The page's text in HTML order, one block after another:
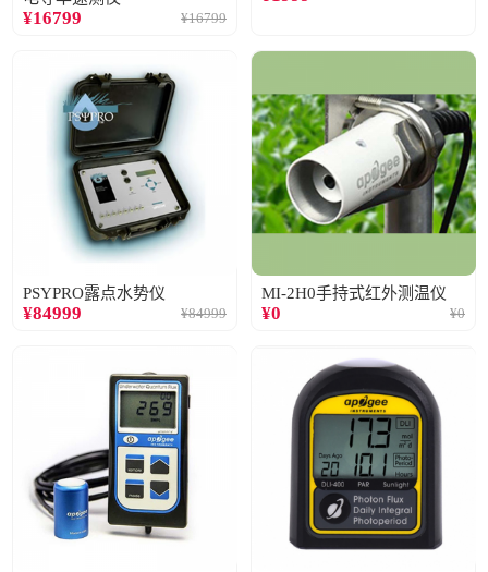
¥16799 ¥16799
PSYPRO露点水势仪
¥84999 ¥84999
MI-2H0手持式红外测温仪
¥0 ¥0